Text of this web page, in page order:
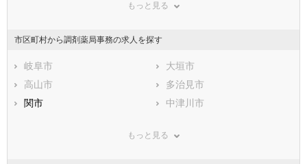
神奈川県
石川県
福井県
静岡県
滋賀県
兵庫県
山口県
もっと見る
市区町村から調剤薬局事務の求人を探す
岐阜市
大垣市
高山市
多治見市
関市
中津川市
恵那市
もっと見る